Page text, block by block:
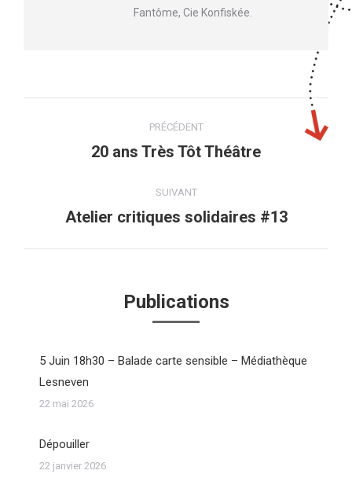
Fantôme, Cie Konfiskée.
article
PRÉCÉDENT
Article
:
20 ans Très Tôt Théâtre
SUIVANT
Article
Atelier critiques solidaires #13
Publications
5 Juin 18h30 – Balade carte sensible – Médiathèque
Lesneven
22 mai 2026
Dépouiller
22 janvier 2026